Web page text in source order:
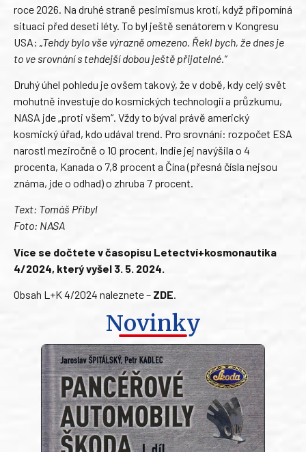
roce 2026. Na druhé straně pesimismus krotí, když připomíná
situaci před deseti léty. To byl ještě senátorem v Kongresu
USA: „Tehdy bylo vše výrazně omezeno. Řekl bych, že dnes je
to ve srovnání s tehdejší dobou ještě přijatelné.“
Druhý úhel pohledu je ovšem takový, že v době, kdy celý svět
mohutně investuje do kosmických technologií a průzkumu,
NASA jde „proti všem“. Vždy to býval právě americký
kosmický úřad, kdo udával trend. Pro srovnání: rozpočet ESA
narostl meziročně o 10 procent, Indie jej navýšila o 4
procenta, Kanada o 7,8 procent a Čína (přesná čísla nejsou
známa, jde o odhad) o zhruba 7 procent.
Text: Tomáš Přibyl
Foto: NASA
Více se dočtete v časopisu Letectví+kosmonautika
4/2024, který vyšel 3. 5. 2024.
Obsah L+K 4/2024 naleznete – ZDE.
Novinky